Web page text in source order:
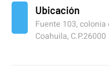
Ubicación
Fuente 103,
Coahuila, C.P.26000